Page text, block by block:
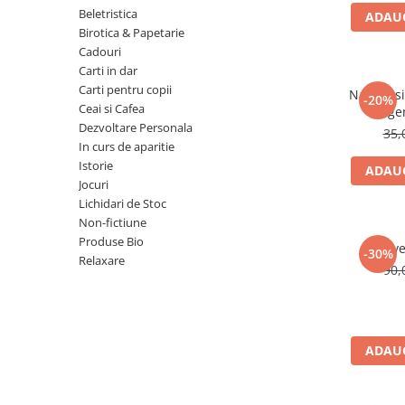
Numerologie
Paranormal
Parapsihologie
ReConnect
ScienceConnection
SelfConnect
Beletristica
Birotica & Papetarie
Cadouri
Carti in dar
Carti pentru copii
Ceai si Cafea
Dezvoltare Personala
In curs de aparitie
Istorie
Jocuri
Lichidari de Stoc
Non-fictiune
Produse Bio
Relaxare
-20%
Natura
-30%